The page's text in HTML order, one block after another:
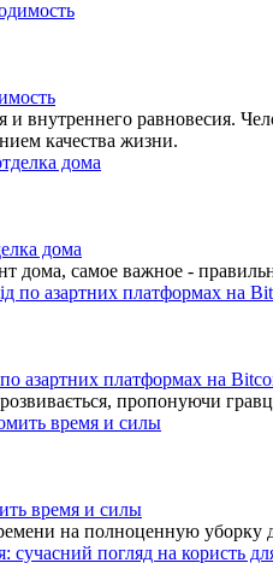
и внутреннего равновесия.
качества жизни.
дома
дома, самое важное -
азартних платформах на
пропонуючи
время и силы
на полноценную уборку